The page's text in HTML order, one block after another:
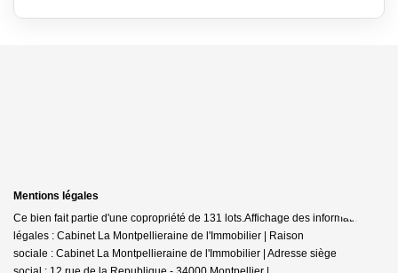
Mentions légales
Ce bien fait partie d'une copropriété de 131 lots.Affichage des informations
légales : Cabinet La Montpellieraine de l'Immobilier | Raison
sociale : Cabinet La Montpellieraine de l'Immobilier | Adresse siège